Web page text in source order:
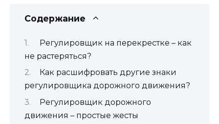
Содержание
Регулировщик на перекрестке – как
не растеряться?
Как расшифровать другие знаки
регулировщика дорожного движения?
Регулировщик дорожного
движения – простые жесты